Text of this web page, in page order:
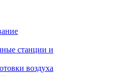
станции и
воздуха